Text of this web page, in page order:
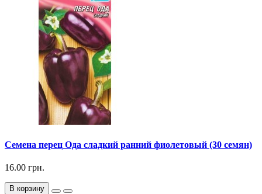
Семена перец Ода сладкий ранний фиолетовый (30 семян)
16.00 грн.
В корзину